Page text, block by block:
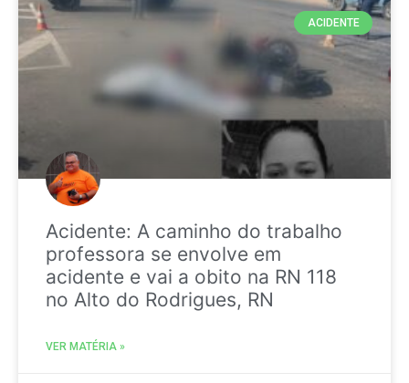
ACIDENTE
Acidente: A caminho do trabalho
professora se envolve em
acidente e vai a obito na RN 118
no Alto do Rodrigues, RN
VER MATÉRIA »